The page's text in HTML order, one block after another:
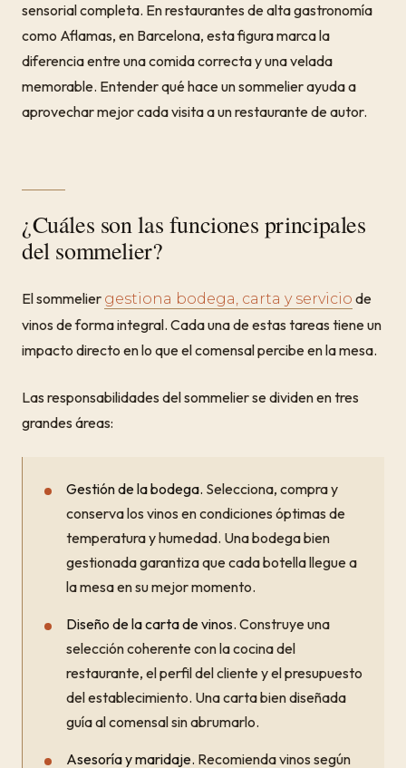
sensorial completa. En restaurantes de alta gastronomía
como Aflamas, en Barcelona, esta figura marca la
diferencia entre una comida correcta y una velada
memorable. Entender qué hace un sommelier ayuda a
aprovechar mejor cada visita a un restaurante de autor.
¿Cuáles son las funciones principales
del sommelier?
El sommelier gestiona bodega, carta y servicio de
vinos de forma integral. Cada una de estas tareas tiene un
impacto directo en lo que el comensal percibe en la mesa.
Las responsabilidades del sommelier se dividen en tres
grandes áreas:
Gestión de la bodega. Selecciona, compra y
conserva los vinos en condiciones óptimas de
temperatura y humedad. Una bodega bien
gestionada garantiza que cada botella llegue a
la mesa en su mejor momento.
Diseño de la carta de vinos. Construye una
selección coherente con la cocina del
restaurante, el perfil del cliente y el presupuesto
del establecimiento. Una carta bien diseñada
guía al comensal sin abrumarlo.
Asesoría y maridaje. Recomienda vinos según